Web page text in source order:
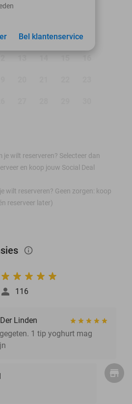
6 7 8
je wilt reserveren? Selecteer dan
en koop jouw Social Deal
wilt reserveren? Geen zorgen: koop
reserveer later)
Bel klantenservice
info_outlined
116
Linden
1 tip yoghurt mag